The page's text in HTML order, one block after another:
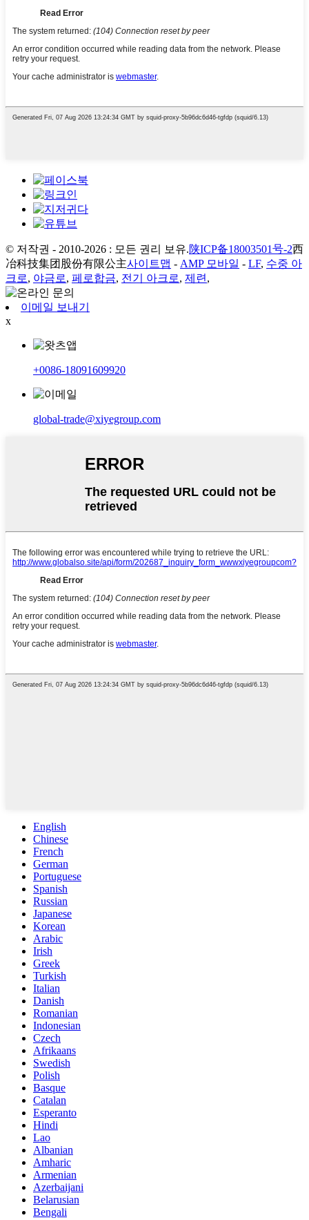
© 저작권 - 2010-2026 : 모든 권리 보유.陕ICP备18003501号-2西
冶科技集团股份有限公主사이트맵 - AMP 모바일 - LF, 수중 아
크로, 야금로, 페로합금, 전기 아크로, 제련 ,
이메일 보내기
x
+0086-18091609920
global-trade@xiyegroup.com
English
Chinese
French
German
Portuguese
Spanish
Russian
Japanese
Korean
Arabic
Irish
Greek
Turkish
Italian
Danish
Romanian
Indonesian
Czech
Afrikaans
Swedish
Polish
Basque
Catalan
Esperanto
Hindi
Lao
Albanian
Amharic
Armenian
Azerbaijani
Belarusian
Bengali